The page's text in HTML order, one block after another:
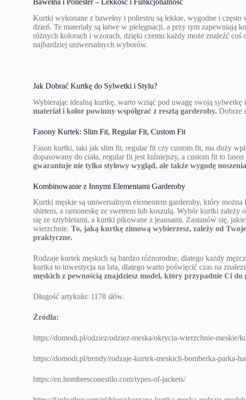
Bawełna i Poliester – Lekkość i Funkcjonalność
Kurtki wykonane z bawełny i poliestru są lekkie, wygodne i często
dzień. Te materiały są łatwe w pielęgnacji, a przy tym zapewniają
różnych kolorach i wzorach, dzięki czemu każdy może znaleźć
najbardziej uniwersalnych wyborów.
Jak Dobrać Kurtkę do Sylwetki i Stylu?
Wybierając idealną kurtkę, warto wziąć pod uwagę swoją
materiał i kolor powinny współgrać z resztą garderoby. Dobrze
Fasony Kurtek: Slim Fit, Regular Fit, Custom Fit
Fason kurtki, taki jak slim fit, regular fit czy custom fit, ma duży
dopasowany do ciała, regular fit jest luźniejszy, a custom fit to
gwarantuje nie tylko stylowy wygląd, ale także wygodę
Kombinowanie z Innymi Elementami Garderoby
Kurtki męskie są uniwersalnym elementem garderoby, który
shirtem, a ramoneskę ze swetrem lub koszulą. Wybór kurtki zależy
się ze sztybletami, a kurtki pikowane z jeansami. Zastanów się,
wierzchnie.To, jaką kurtkę zimową wybierzesz, zależy od
praktyczne.
Rodzaje kurtek męskich są bardzo różnorodne, dlatego każdy
kurtka to inwestycja na lata, dlatego warto poświęcić czas na
męskich z pewnością znajdziesz model, który przypadnie Ci do
Długość artykułu: 1178 słów.
Źródła:
https://domodi.pl/odziez/odziez-meska/okrycia-wierzchnie-meskie/
https://domodi.pl/trendy/rodzaje-kurtek-meskich-bomberka-parka-
https://en.hombresconestilo.com/types-of-jackets/